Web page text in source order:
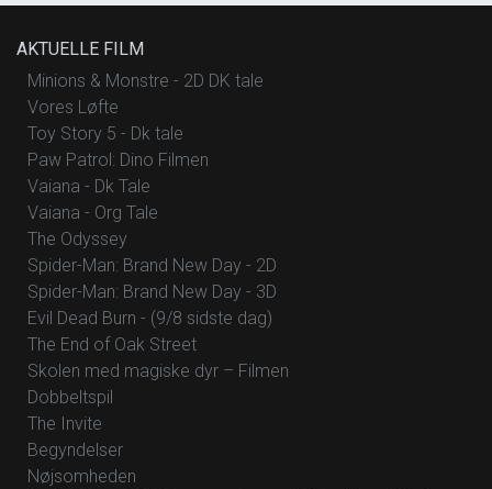
AKTUELLE FILM
Minions & Monstre - 2D DK tale
Vores Løfte
Toy Story 5 - Dk tale
Paw Patrol: Dino Filmen
Vaiana - Dk Tale
Vaiana - Org Tale
The Odyssey
Spider-Man: Brand New Day - 2D
Spider-Man: Brand New Day - 3D
Evil Dead Burn - (9/8 sidste dag)
The End of Oak Street
Skolen med magiske dyr – Filmen
Dobbeltspil
The Invite
Begyndelser
Nøjsomheden